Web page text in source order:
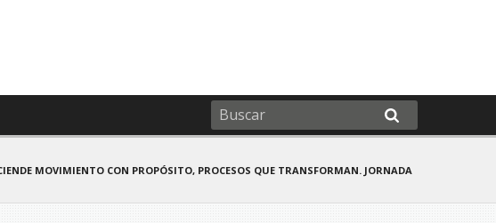
MOVIMIENTO CON PROPÓSITO, PROCESOS QUE TRANSFORMAN. JORNADA